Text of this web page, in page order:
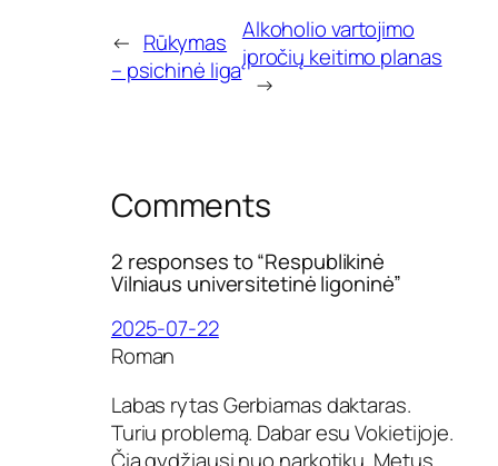
t
e
t
g
n
i
n
ė
← Rūkymas
– psichinė liga
Alkoholio vartojimo
įpročių keitimo planas
→
Comments
2 responses to “Respublikinė
Vilniaus universitetinė ligoninė”
2025-07-22
Roman
Labas rytas Gerbiamas daktaras.
Turiu problemą. Dabar esu Vokietijoje.
Čia gydžiausi nuo narkotikų. Metus